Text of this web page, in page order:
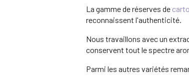
La gamme de réserves de
reconnaissent l'authenticité.
Nous travaillons avec un
conservent tout le spectre
Parmi les autres variétés